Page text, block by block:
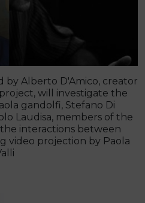
by Alberto D'Amico, creator
will investigate the
gandolfi, Stefano Di
Laudisa, members of the
interactions between
video projection by Paola